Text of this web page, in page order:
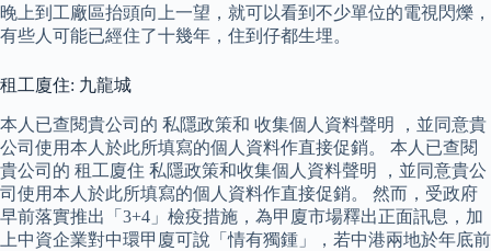
晚上到工廠區抬頭向上一望，就可以看到不少單位的電視閃爍，
有些人可能已經住了十幾年，住到仔都生埋。
租工廈住: 九龍城
本人已查閱貴公司的 私隱政策和 收集個人資料聲明 ，並同意貴
公司使用本人於此所填寫的個人資料作直接促銷。 本人已查閱
貴公司的 租工廈住 私隱政策和收集個人資料聲明 ，並同意貴公
司使用本人於此所填寫的個人資料作直接促銷。 然而，受政府
早前落實推出「3+4」檢疫措施，為甲廈市場釋出正面訊息，加
上中資企業對中環甲廈可說「情有獨鍾」，若中港兩地於年底前